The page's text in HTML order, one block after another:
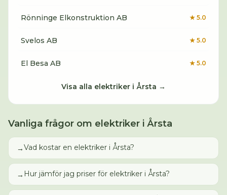
Rönninge Elkonstruktion AB ★ 5.0
Svelos AB ★ 5.0
El Besa AB ★ 5.0
Visa alla elektriker i Årsta →
Vanliga frågor om elektriker i Årsta
→Vad kostar en elektriker i Årsta?
→ Hur jämför jag priser för elektriker i Årsta?